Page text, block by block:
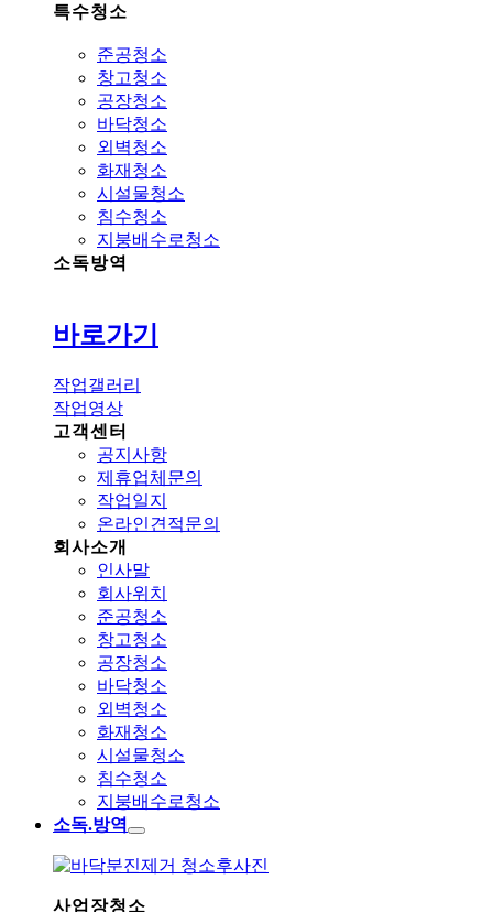
특수청소
준공청소
창고청소
공장청소
바닥청소
외벽청소
화재청소
시설물청소
침수청소
지붕배수로청소
소독방역
바로가기
작업갤러리
작업영상
고객센터
공지사항
제휴업체문의
작업일지
온라인견적문의
회사소개
인사말
회사위치
준공청소
창고청소
공장청소
바닥청소
외벽청소
화재청소
시설물청소
침수청소
지붕배수로청소
소독.방역
사업장청소